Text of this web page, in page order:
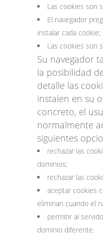
Las cookies son
El navegador
instalar cada cookie;
Las cookies son
Su navegador
la posibilidad
detalle las
instalen en su
concreto, el
normalmente
siguientes
rechazar las
dominios;
rechazar las
aceptar cookies
eliminan cuando el
permitir al
dominio diferente.